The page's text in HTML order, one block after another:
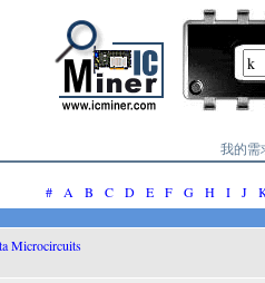
我的需
# A B C D E F G H I J
Microcircuits